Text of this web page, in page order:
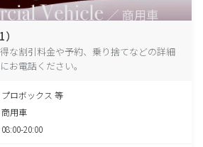
な割引料金や予約、乗り捨てなどの詳細
お電話ください。
プロボックス 等
商用車
08:00-20:00